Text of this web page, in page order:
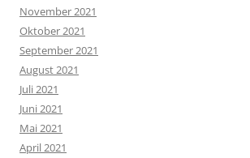
November 2021
Oktober 2021
September 2021
August 2021
Juli 2021
Juni 2021
Mai 2021
April 2021